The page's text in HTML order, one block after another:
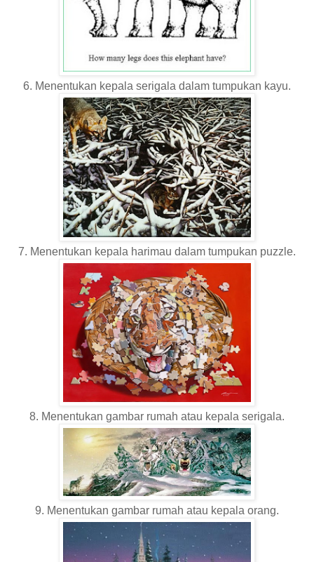
6. Menentukan kepala serigala dalam tumpukan kayu.
7. Menentukan kepala harimau dalam tumpukan puzzle.
8. Menentukan gambar rumah atau kepala serigala.
9. Menentukan gambar rumah atau kepala orang.